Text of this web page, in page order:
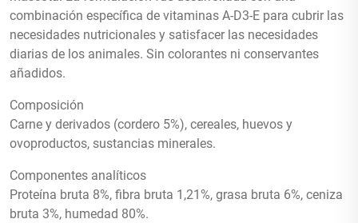
combinación específica de vitaminas A-D3-E para cubrir las
necesidades nutricionales y satisfacer las necesidades
diarias de los animales. Sin colorantes ni conservantes
añadidos.
Composición
Carne y derivados (cordero 5%), cereales, huevos y
ovoproductos, sustancias minerales.
Componentes analíticos
Proteína bruta 8%, fibra bruta 1,21%, grasa bruta 6%, ceniza
bruta 3%, humedad 80%.